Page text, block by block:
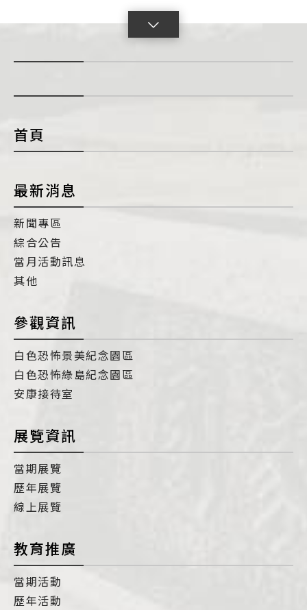
首頁
最新消息
新聞專區
綜合公告
當月活動訊息
其他
參觀資訊
白色恐怖景美紀念園區
白色恐怖綠島紀念園區
安康接待室
展覽資訊
當期展覽
歷年展覽
線上展覽
教育推廣
當期活動
歷年活動